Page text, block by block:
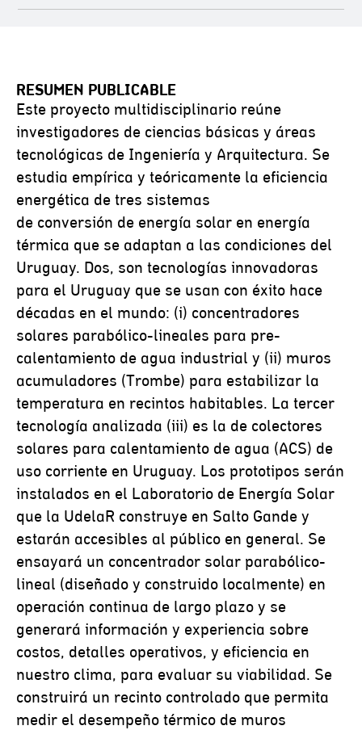
RESUMEN PUBLICABLE
Este proyecto multidisciplinario reúne
investigadores de ciencias básicas y áreas
tecnológicas de Ingeniería y Arquitectura. Se
estudia empírica y teóricamente la eficiencia
energética de tres sistemas
de conversión de energía solar en energía
térmica que se adaptan a las condiciones del
Uruguay. Dos, son tecnologías innovadoras
para el Uruguay que se usan con éxito hace
décadas en el mundo: (i) concentradores
solares parabólico-lineales para pre-
calentamiento de agua industrial y (ii) muros
acumuladores (Trombe) para estabilizar la
temperatura en recintos habitables. La tercer
tecnología analizada (iii) es la de colectores
solares para calentamiento de agua (ACS) de
uso corriente en Uruguay. Los prototipos serán
instalados en el Laboratorio de Energía Solar
que la UdelaR construye en Salto Gande y
estarán accesibles al público en general. Se
ensayará un concentrador solar parabólico-
lineal (diseñado y construido localmente) en
operación continua de largo plazo y se
generará información y experiencia sobre
costos, detalles operativos, y eficiencia en
nuestro clima, para evaluar su viabilidad. Se
construirá un recinto controlado que permita
medir el desempeño térmico de muros